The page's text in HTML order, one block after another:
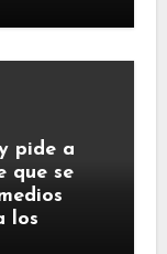
pide a
que se
los